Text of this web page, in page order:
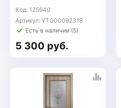
Код: 125940
Артикул: УТ000092318
Есть в наличии (5)
5 300 руб.